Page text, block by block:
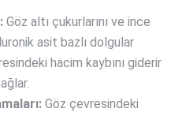
Göz altı çukurlarını ve ince
asit bazlı dolgular
hacim kaybını giderir
Göz çevresindeki